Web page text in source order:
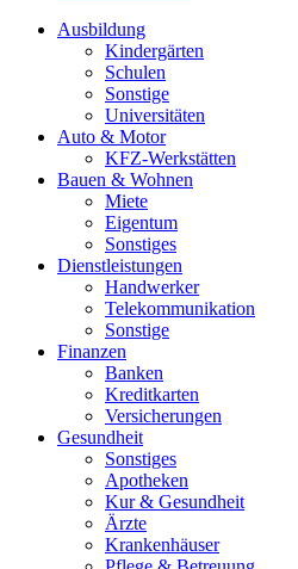
Ausbildung
Kindergärten
Schulen
Sonstige
Universitäten
Auto & Motor
KFZ-Werkstätten
Bauen & Wohnen
Miete
Eigentum
Sonstiges
Dienstleistungen
Handwerker
Telekommunikation
Sonstige
Finanzen
Banken
Kreditkarten
Versicherungen
Gesundheit
Sonstiges
Apotheken
Kur & Gesundheit
Ärzte
Krankenhäuser